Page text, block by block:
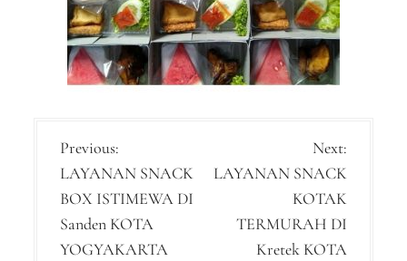
P
o
s
t
Previous:
LAYANAN SNACK
BOX ISTIMEWA DI
Sanden KOTA
YOGYAKARTA
Next:
LAYANAN SNACK
KOTAK
TERMURAH DI
Kretek KOTA